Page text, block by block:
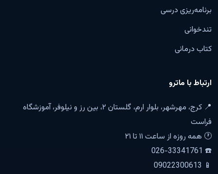
برنامه‌ریزی درسی
تندخوانی
کتاب درمانی
ارتباط با ماترو
📍 کرج، مهرشهر، بلوار ارم، گلستان ۲، بین رز و نیلوفر، آموزشگاه
فراست
🕐 همه روزه از ساعت ۱۱ تا ۲۱
☎️ 026-33341761
📱 09022300613